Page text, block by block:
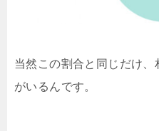
当然この割合と同じだけ、
がいるんです。